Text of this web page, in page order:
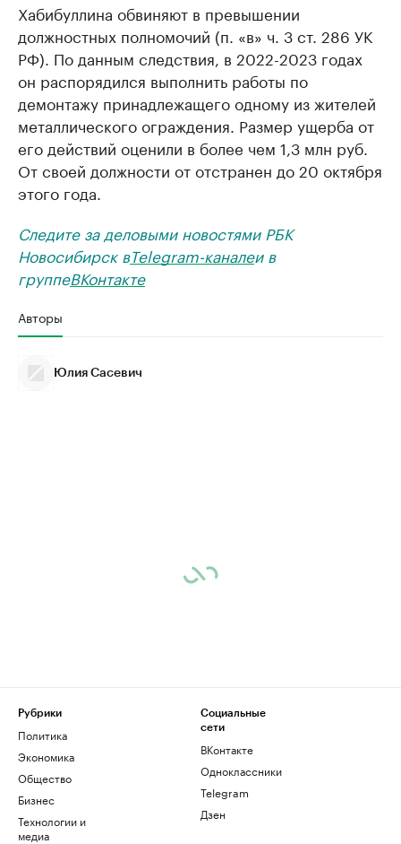
Хабибуллина обвиняют в превышении
должностных полномочий (п. «в» ч. 3 ст. 286 УК
РФ). По данным следствия, в 2022-2023 годах
он распорядился выполнить работы по
демонтажу принадлежащего одному из жителей
металлического ограждения. Размер ущерба от
его действий оценили в более чем 1,3 млн руб.
От своей должности от отстранен до 20 октября
этого года.
Следите за деловыми новостями РБК
Новосибирск вTelegram-каналеи в
группеВКонтакте
Авторы
Юлия Сасевич
Рубрики
Политика
Экономика
Общество
Бизнес
Технологии и
медиа
Социальные
сети
ВКонтакте
Одноклассники
Telegram
Дзен